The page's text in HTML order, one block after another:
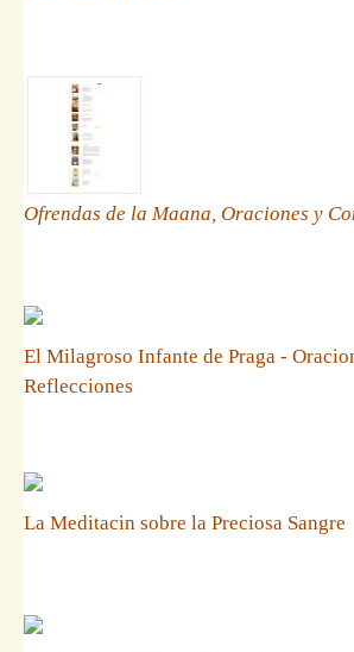
Ofrendas de la Maana, Oraciones y
El Milagroso Infante de Praga -
Reflecciones
La Meditacin sobre la Preciosa Sangre